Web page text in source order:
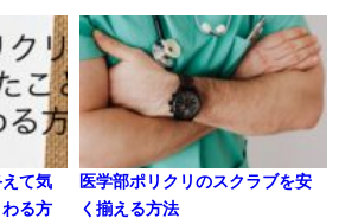
て気
る方
医学部ポリクリのスクラブを安
く揃える方法